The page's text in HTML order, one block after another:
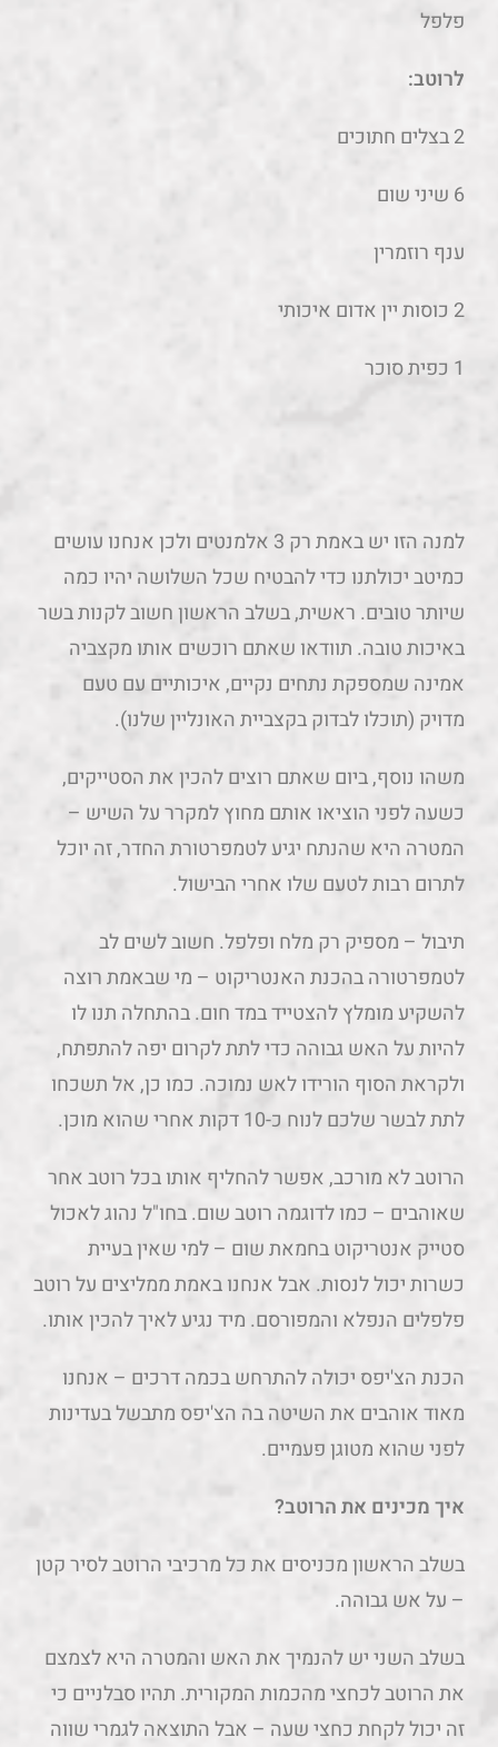
פלפל
לרוטב:
2 בצלים חתוכים
6 שיני שום
ענף רוזמרין
2 כוסות יין אדום איכותי
1 כפית סוכר
למנה הזו יש באמת רק 3 אלמנטים ולכן אנחנו עושים
כמיטב יכולתנו כדי להבטיח שכל השלושה יהיו כמה
שיותר טובים. ראשית, בשלב הראשון חשוב לקנות בשר
באיכות טובה. תוודאו שאתם רוכשים אותו מקצביה
אמינה שמספקת נתחים נקיים, איכותיים עם טעם
מדויק (תוכלו לבדוק בקצביית האונליין שלנו).
משהו נוסף, ביום שאתם רוצים להכין את הסטייקים,
כשעה לפני הוציאו אותם מחוץ למקרר על השיש –
המטרה היא שהנתח יגיע לטמפרטורת החדר, זה יוכל
לתרום רבות לטעם שלו אחרי הבישול.
תיבול – מספיק רק מלח ופלפל. חשוב לשים לב
לטמפרטורה בהכנת האנטריקוט – מי שבאמת רוצה
להשקיע מומלץ להצטייד במד חום. בהתחלה תנו לו
להיות על האש גבוהה כדי לתת לקרום יפה להתפתח,
ולקראת הסוף הורידו לאש נמוכה. כמו כן, אל תשכחו
לתת לבשר שלכם לנוח כ-10 דקות אחרי שהוא מוכן.
הרוטב לא מורכב, אפשר להחליף אותו בכל רוטב אחר
שאוהבים – כמו לדוגמה רוטב שום. בחו"ל נהוג לאכול
סטייק אנטריקוט בחמאת שום – למי שאין בעיית
כשרות יכול לנסות. אבל אנחנו באמת ממליצים על רוטב
פלפלים הנפלא והמפורסם. מיד נגיע לאיך להכין אותו.
הכנת הצ'יפס יכולה להתרחש בכמה דרכים – אנחנו
מאוד אוהבים את השיטה בה הצ'יפס מתבשל בעדינות
לפני שהוא מטוגן פעמיים.
איך מכינים את הרוטב?
בשלב הראשון מכניסים את כל מרכיבי הרוטב לסיר קטן
– על אש גבוהה.
בשלב השני יש להנמיך את האש והמטרה היא לצמצם
את הרוטב לכחצי מהכמות המקורית. תהיו סבלניים כי
זה יכול לקחת כחצי שעה – אבל התוצאה לגמרי שווה